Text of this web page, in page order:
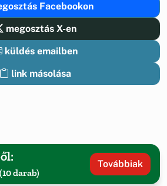
Facebookon
megosztás X-en
küldés emailben
link másolása
(10 darab)
Továbbiak